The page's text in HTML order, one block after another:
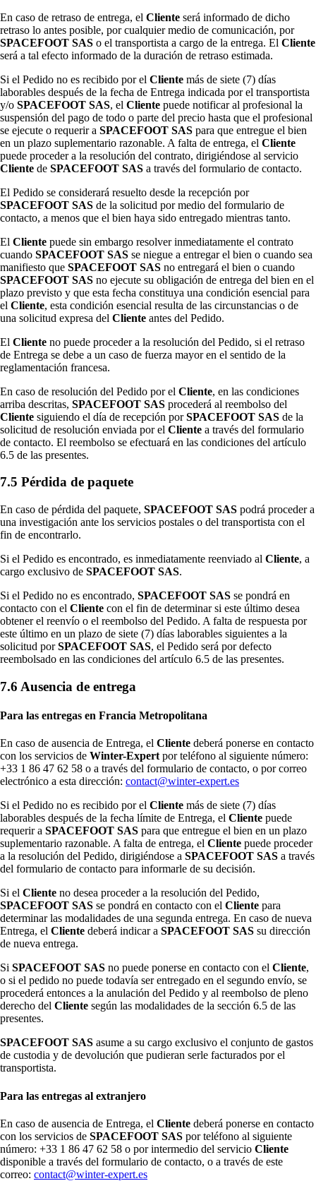
En caso de retraso de entrega, el Cliente será informado de dicho
retraso lo antes posible, por cualquier medio de comunicación, por
SPACEFOOT SAS o el transportista a cargo de la entrega. El Cliente
será a tal efecto informado de la duración de retraso estimada.
Si el Pedido no es recibido por el Cliente más de siete (7) días
laborables después de la fecha de Entrega indicada por el transportista
y/o SPACEFOOT SAS, el Cliente puede notificar al profesional la
suspensión del pago de todo o parte del precio hasta que el profesional
se ejecute o requerir a SPACEFOOT SAS para que entregue el bien
en un plazo suplementario razonable. A falta de entrega, el Cliente
puede proceder a la resolución del contrato, dirigiéndose al servicio
Cliente de SPACEFOOT SAS a través del formulario de contacto.
El Pedido se considerará resuelto desde la recepción por
SPACEFOOT SAS de la solicitud por medio del formulario de
contacto, a menos que el bien haya sido entregado mientras tanto.
El Cliente puede sin embargo resolver inmediatamente el contrato
cuando SPACEFOOT SAS se niegue a entregar el bien o cuando sea
manifiesto que SPACEFOOT SAS no entregará el bien o cuando
SPACEFOOT SAS no ejecute su obligación de entrega del bien en el
plazo previsto y que esta fecha constituya una condición esencial para
el Cliente, esta condición esencial resulta de las circunstancias o de
una solicitud expresa del Cliente antes del Pedido.
El Cliente no puede proceder a la resolución del Pedido, si el retraso
de Entrega se debe a un caso de fuerza mayor en el sentido de la
reglamentación francesa.
En caso de resolución del Pedido por el Cliente, en las condiciones
arriba descritas, SPACEFOOT SAS procederá al reembolso del
Cliente siguiendo el día de recepción porSPACEFOOT SAS de la
solicitud de resolución enviada por el Cliente a través del formulario
de contacto. El reembolso se efectuará en las condiciones del artículo
6.5 de las presentes.
7.5 Pérdida de paquete
En caso de pérdida del paquete, SPACEFOOT SAS podrá proceder a
una investigación ante los servicios postales o del transportista con el
fin de encontrarlo.
Si el Pedido es encontrado, es inmediatamente reenviado al Cliente, a
cargo exclusivo de SPACEFOOT SAS.
Si el Pedido no es encontrado, SPACEFOOT SAS se pondrá en
contacto con el Cliente con el fin de determinar si este último desea
obtener el reenvío o el reembolso del Pedido. A falta de respuesta por
este último en un plazo de siete (7) días laborables siguientes a la
solicitud porSPACEFOOT SAS, el Pedido será por defecto
reembolsado en las condiciones del artículo 6.5 de las presentes.
7.6 Ausencia de entrega
Para las entregas en Francia Metropolitana
En caso de ausencia de Entrega, el Cliente deberá ponerse en contacto
con los servicios de Winter-Expert por teléfono al siguiente número:
+33 1 86 47 62 58 o a través del formulario de contacto, o por correo
electrónico a esta dirección: contact@winter-expert.es
Si el Pedido no es recibido por el Cliente más de siete (7) días
laborables después de la fecha límite de Entrega, el Cliente puede
requerir a SPACEFOOT SAS para que entregue el bien en un plazo
suplementario razonable. A falta de entrega, el Cliente puede proceder
a la resolución del Pedido, dirigiéndose a SPACEFOOT SAS a través
del formulario de contacto para informarle de su decisión.
Si el Cliente no desea proceder a la resolución del Pedido,
SPACEFOOT SAS se pondrá en contacto con el Cliente para
determinar las modalidades de una segunda entrega. En caso de nueva
Entrega, el Cliente deberá indicar a SPACEFOOT SAS su dirección
de nueva entrega.
Si SPACEFOOT SAS no puede ponerse en contacto con el Cliente,
o si el pedido no puede todavía ser entregado en el segundo envío, se
procederá entonces a la anulación del Pedido y al reembolso de pleno
derecho del Cliente según las modalidades de la sección 6.5 de las
presentes.
SPACEFOOT SAS asume a su cargo exclusivo el conjunto de gastos
de custodia y de devolución que pudieran serle facturados por el
transportista.
Para las entregas al extranjero
En caso de ausencia de Entrega, el Cliente deberá ponerse en contacto
con los servicios de SPACEFOOT SAS por teléfono al siguiente
número: +33 1 86 47 62 58 o por intermedio del servicio Cliente
disponible a través del formulario de contacto, o a través de este
correo: contact@winter-expert.es